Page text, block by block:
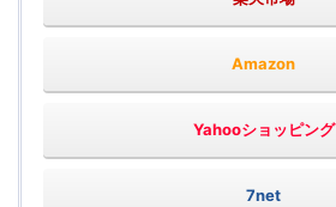
Amazon
Yahooショッピング
7net